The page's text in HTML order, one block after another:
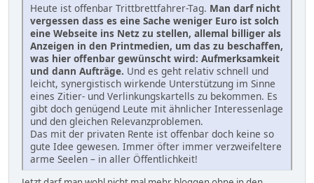
Heute ist offenbar Trittbrettfahrer-Tag. Man darf nicht
vergessen dass es eine Sache weniger Euro ist solch
eine Webseite ins Netz zu stellen, allemal billiger als
Anzeigen in den Printmedien, um das zu beschaffen,
was hier offenbar gewünscht wird: Aufmerksamkeit
und dann Aufträge. Und es geht relativ schnell und
leicht, synergistisch wirkende Unterstützung im Sinne
eines Zitier- und Verlinkungskartells zu bekommen. Es
gibt doch genügend Leute mit ähnlicher Interessenlage
und den gleichen Relevanzproblemen.
Das mit der privaten Rente ist offenbar doch keine so
gute Idee gewesen. Immer öfter immer verzweifeltere
arme Seelen – in aller Öffentlichkeit!